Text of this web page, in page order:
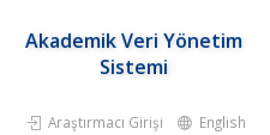
Akademik Veri Yönetim
Sistemi
Araştırmacı Girişi English